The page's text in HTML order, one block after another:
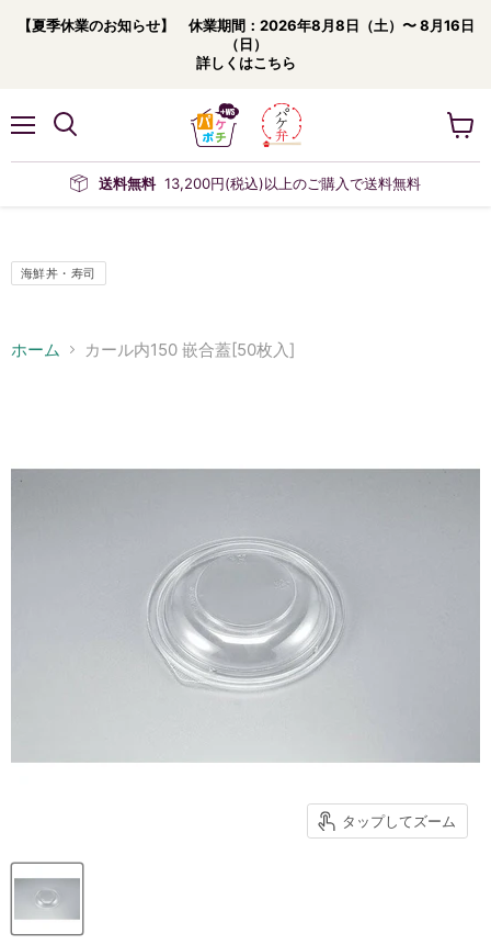
【夏季休業のお知らせ】 休業期間：2026年8月8日（土）〜 8月16日
（日）
詳しくはこちら
ニ
送料無料 13,200円(税込)以上のご購入で送料無料
ー
海鮮丼・寿司
ホーム カール内150 嵌合蓋[50枚入]
タップしてズーム